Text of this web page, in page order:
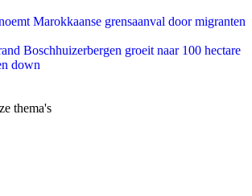
Marokkaanse grensaanval door migranten
Boschhuizerbergen groeit naar 100 hectare
down
thema's